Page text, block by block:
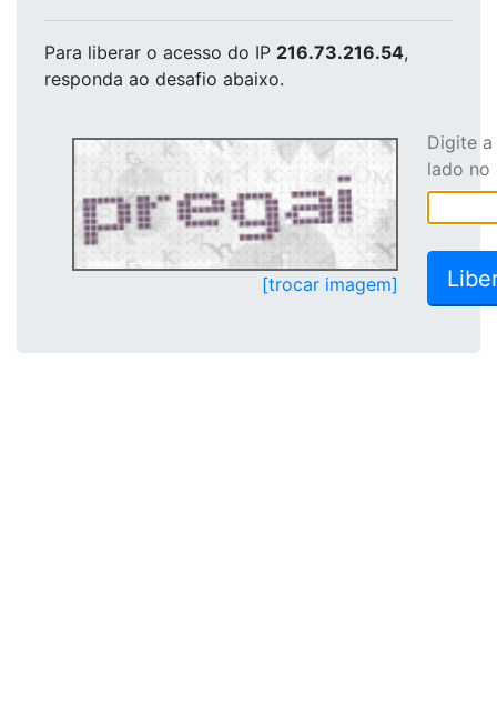
Para liberar o acesso do IP 216.73.216.54,
responda ao desafio abaixo.
[trocar imagem]
Digite
lado no